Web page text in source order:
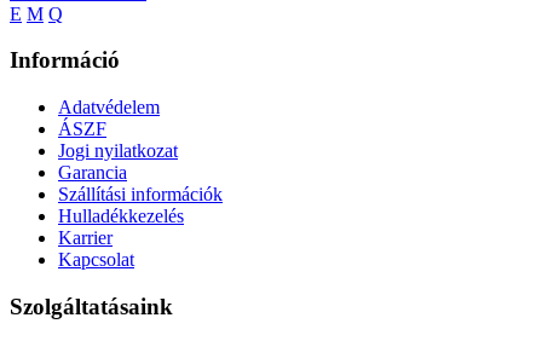
E M Q
Információ
Adatvédelem
ÁSZF
Jogi nyilatkozat
Garancia
Szállítási információk
Hulladékkezelés
Karrier
Kapcsolat
Szolgáltatásaink